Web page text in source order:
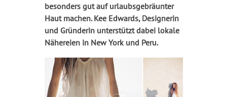
besonders gut auf urlaubsgebräunter
Haut machen. Kee Edwards, Designerin
und Gründerin unterstützt dabei lokale
Nähereien in New York und Peru.